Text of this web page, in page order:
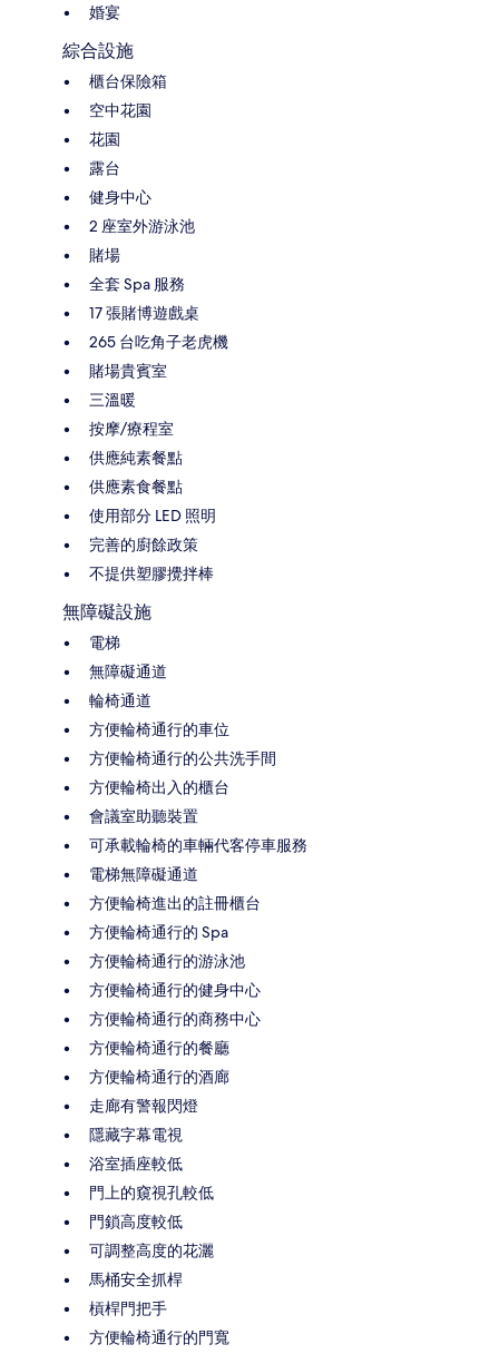
婚宴
綜合設施
櫃台保險箱
空中花園
花園
露台
健身中心
2 座室外游泳池
賭場
全套 Spa 服務
17 張賭博遊戲桌
265 台吃角子老虎機
賭場貴賓室
三溫暖
按摩/療程室
供應純素餐點
供應素食餐點
使用部分 LED 照明
完善的廚餘政策
不提供塑膠攪拌棒
無障礙設施
電梯
無障礙通道
輪椅通道
方便輪椅通行的車位
方便輪椅通行的公共洗手間
方便輪椅出入的櫃台
會議室助聽裝置
可承載輪椅的車輛代客停車服務
電梯無障礙通道
方便輪椅進出的註冊櫃台
方便輪椅通行的 Spa
方便輪椅通行的游泳池
方便輪椅通行的健身中心
方便輪椅通行的商務中心
方便輪椅通行的餐廳
方便輪椅通行的酒廊
走廊有警報閃燈
隱藏字幕電視
浴室插座較低
門上的窺視孔較低
門鎖高度較低
可調整高度的花灑
馬桶安全抓桿
槓桿門把手
方便輪椅通行的門寬